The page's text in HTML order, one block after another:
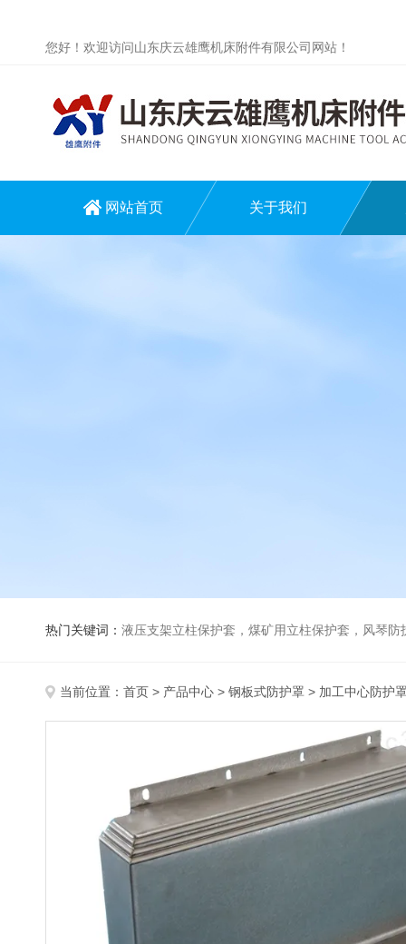
您好！欢迎访问山东庆云雄鹰机床附件有限公司网站！
网站首页 关于我们
热门关键词： 液压支架立柱保护套，煤矿用立柱保护套，风琴
当前位置： 首页 > 产品中心 > 钢板式防护罩 > 加工中心防护